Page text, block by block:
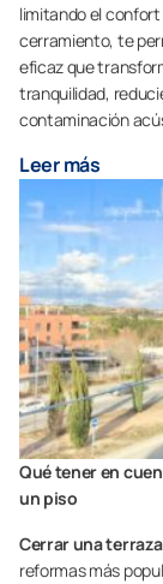
limitando el
cerramiento, te
eficaz que
tranquilidad,
contaminación
Leer más
Qué tener en
un piso
Cerrar una terraza
reformas más